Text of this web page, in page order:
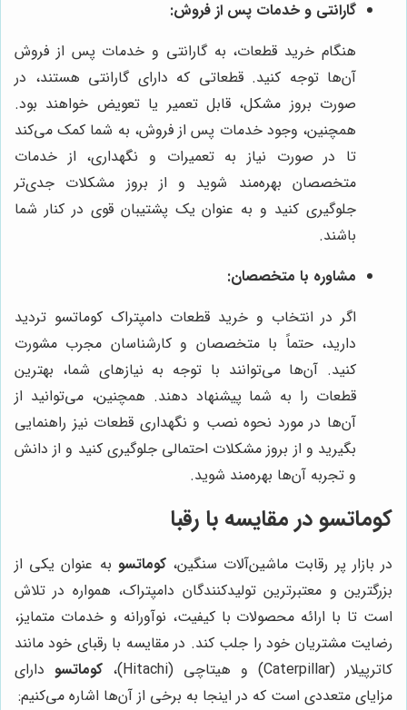
گارانتی و خدمات پس از فروش:
هنگام خرید قطعات، به گارانتی و خدمات پس از فروش
آن‌ها توجه کنید. قطعاتی که دارای گارانتی هستند، در
صورت بروز مشکل، قابل تعمیر یا تعویض خواهند بود.
همچنین، وجود خدمات پس از فروش، به شما کمک می‌کند
تا در صورت نیاز به تعمیرات و نگهداری، از خدمات
متخصصان بهره‌مند شوید و از بروز مشکلات جدی‌تر
جلوگیری کنید و به عنوان یک پشتیبان قوی در کنار شما
باشند.
مشاوره با متخصصان:
اگر در انتخاب و خرید قطعات دامپتراک کوماتسو تردید
دارید، حتماً با متخصصان و کارشناسان مجرب مشورت
کنید. آن‌ها می‌توانند با توجه به نیازهای شما، بهترین
قطعات را به شما پیشنهاد دهند. همچنین، می‌توانید از
آن‌ها در مورد نحوه نصب و نگهداری قطعات نیز راهنمایی
بگیرید و از بروز مشکلات احتمالی جلوگیری کنید و از دانش
و تجربه آن‌ها بهره‌مند شوید.
کوماتسو در مقایسه با رقبا
در بازار پر رقابت ماشین‌آلات سنگین،کوماتسو به عنوان یکی از
بزرگترین و معتبرترین تولیدکنندگان دامپتراک، همواره در تلاش
است تا با ارائه محصولات با کیفیت، نوآورانه و خدمات متمایز،
رضایت مشتریان خود را جلب کند. در مقایسه با رقبای خود مانند
کاترپیلار (Caterpillar) و هیتاچی (Hitachi)،
کوماتسو دارای
مزایای متعددی است که در اینجا به برخی از آن‌ها اشاره می‌کنیم: